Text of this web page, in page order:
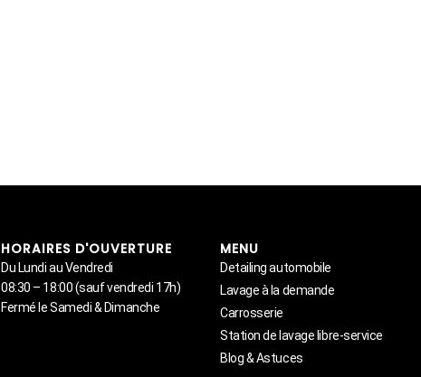
HORAIRES D'OUVERTURE
Du Lundi au Vendredi
08:30 – 18:00 (sauf vendredi 17h)
Fermé le Samedi & Dimanche
MENU
Detailing automobile
Lavage à la demande
Carrosserie
Station de lavage libre-service
Blog & Astuces